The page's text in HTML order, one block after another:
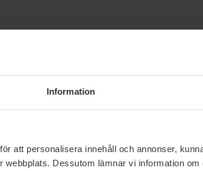
Information
att personalisera innehåll och annonser,
Dessutom lämnar vi information om